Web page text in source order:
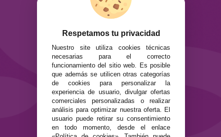
ATENCIÓN AL CLIENTE
Envíos y devoluciones
Formas de pago
Preguntas Frecuentes
Contacto
SEGURIDAD Y PRIVACIDAD
Términos y condiciones de uso
Política de privacidad
Política de cookies
Respetamos tu privacidad
Nuestro site utiliza cookies técnicas
necesarias para el correcto
funcionamiento del sitio web. Es posible
que además se utilicen otras categorías
de cookies para personalizar la
experiencia de usuario, divulgar ofertas
comerciales personalizadas o realizar
análisis para optimizar nuestra oferta. El
usuario puede retirar su consentimiento
en todo momento, desde el enlace